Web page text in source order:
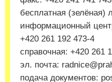
бесплатная (зелёная)
информационный
+420 261 192 473-4
справочная: +420 261
эл. почта:
подача документов: